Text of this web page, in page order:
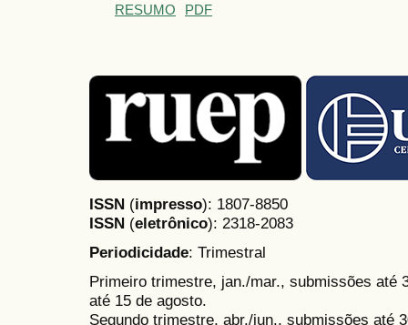
RESUMO PDF
ISSN (impresso): 1807-8850
ISSN (eletrônico): 2318-2083
Periodicidade: Trimestral
Primeiro trimestre, jan./mar., submissões até
até 15 de agosto.
Segundo trimestre, abr./jun., submissões até